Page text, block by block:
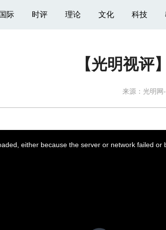
国际 时评 理论 文化 科技
【光明视评
来源： 光明网
either because the server or network failed or